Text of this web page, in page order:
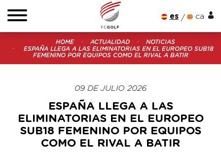
es ca
HOME ACTUALIDAD
NOTICIAS
ESPAÑA LLEGA A LAS ELIMINATORIAS EN EL EUROPEO SUB18
FEMENINO POR EQUIPOS COMO EL RIVAL A BATIR
09 DE JULIO 2026
ESPAÑA LLEGA A LAS
ELIMINATORIAS EN EL EUROPEO
SUB18 FEMENINO POR EQUIPOS
COMO EL RIVAL A BATIR